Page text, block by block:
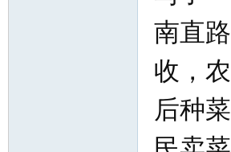
南直
收，
后种